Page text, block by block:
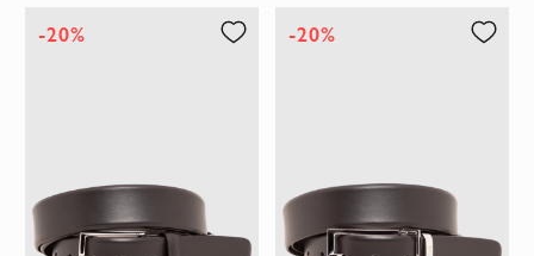
-20% -20%